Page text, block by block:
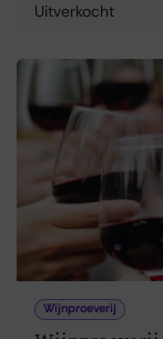
Uitverkocht
Wijnproeverij